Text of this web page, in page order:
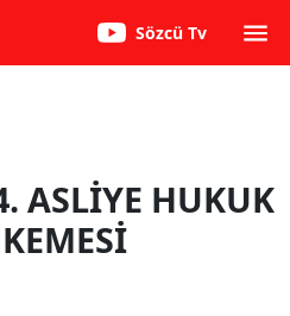
Sözcü Tv
ASLİYE HUKUK